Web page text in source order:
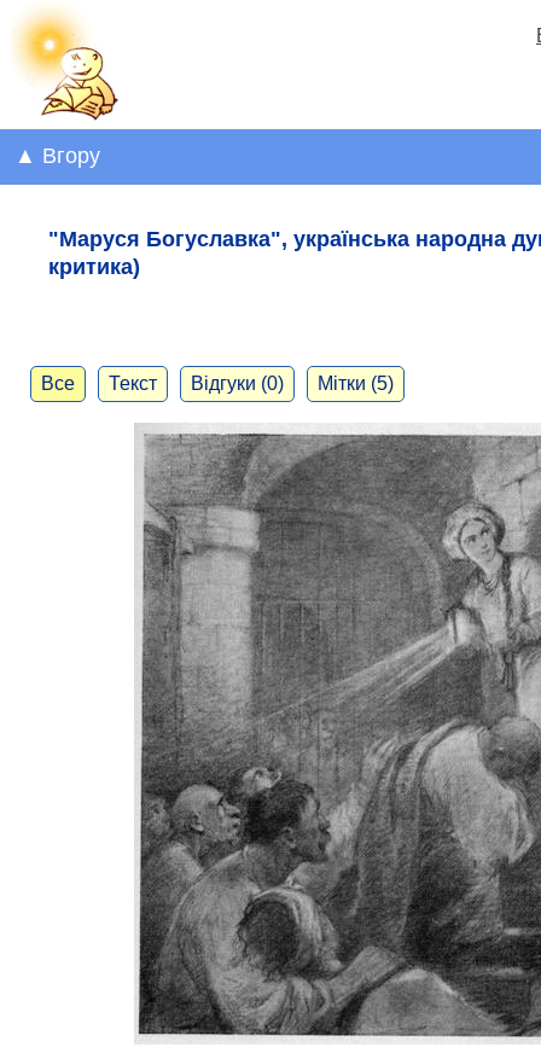
▲ Вгору
"Маруся Богуславка", українська народна
критика)
Все Текст Відгуки (0) Мітки (5)